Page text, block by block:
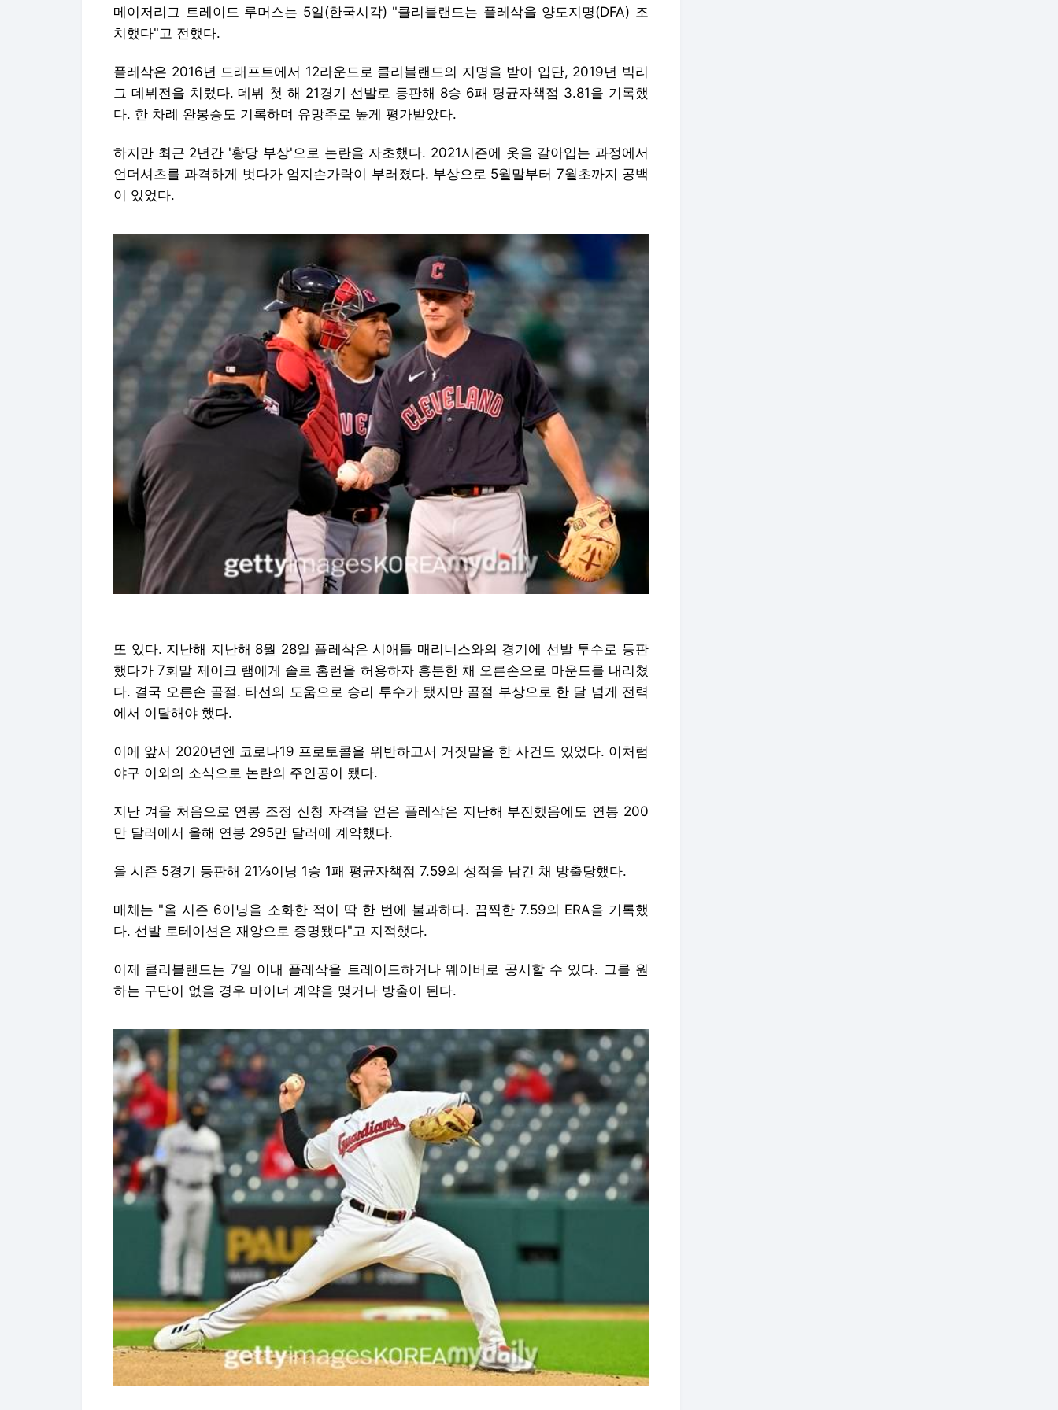
메이저리그 트레이드 루머스는 5일(한국시각) "클리블랜드는 플레삭을 양도지명(DFA) 조
치했다"고 전했다.
플레삭은 2016년 드래프트에서 12라운드로 클리블랜드의 지명을 받아 입단, 2019년 빅리
그 데뷔전을 치렀다. 데뷔 첫 해 21경기 선발로 등판해 8승 6패 평균자책점 3.81을 기록했
다. 한 차례 완봉승도 기록하며 유망주로 높게 평가받았다.
하지만 최근 2년간 '황당 부상'으로 논란을 자초했다. 2021시즌에 옷을 갈아입는 과정에서
언더셔츠를 과격하게 벗다가 엄지손가락이 부러졌다. 부상으로 5월말부터 7월초까지 공백
이 있었다.
또 있다. 지난해 지난해 8월 28일 플레삭은 시애틀 매리너스와의 경기에 선발 투수로 등판
했다가 7회말 제이크 램에게 솔로 홈런을 허용하자 흥분한 채 오른손으로 마운드를 내리쳤
다. 결국 오른손 골절. 타선의 도움으로 승리 투수가 됐지만 골절 부상으로 한 달 넘게 전력
에서 이탈해야 했다.
이에 앞서 2020년엔 코로나19 프로토콜을 위반하고서 거짓말을 한 사건도 있었다. 이처럼
야구 이외의 소식으로 논란의 주인공이 됐다.
지난 겨울 처음으로 연봉 조정 신청 자격을 얻은 플레삭은 지난해 부진했음에도 연봉 200
만 달러에서 올해 연봉 295만 달러에 계약했다.
올 시즌 5경기 등판해 21⅓이닝 1승 1패 평균자책점 7.59의 성적을 남긴 채 방출당했다.
매체는 "올 시즌 6이닝을 소화한 적이 딱 한 번에 불과하다. 끔찍한 7.59의 ERA을 기록했
다. 선발 로테이션은 재앙으로 증명됐다"고 지적했다.
이제 클리블랜드는 7일 이내 플레삭을 트레이드하거나 웨이버로 공시할 수 있다. 그를 원
하는 구단이 없을 경우 마이너 계약을 맺거나 방출이 된다.